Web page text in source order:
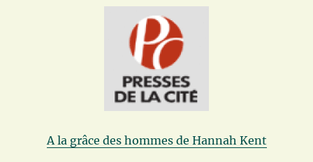
A la grâce des hommes de Hannah Kent